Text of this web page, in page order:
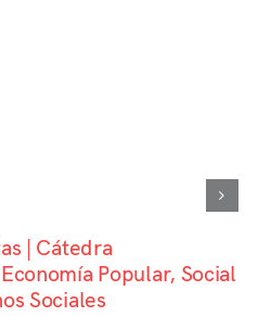
| Cátedra
Popular, Social
Sociales